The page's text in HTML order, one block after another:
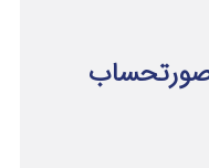
صورتحساب